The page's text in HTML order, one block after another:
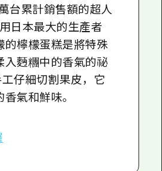
台累計銷售額的超人
日本最大的生產者
的檸檬蛋糕是將特殊
入麪糰中的香氣的祕
工仔細切割果皮，它
氣和鮮味。